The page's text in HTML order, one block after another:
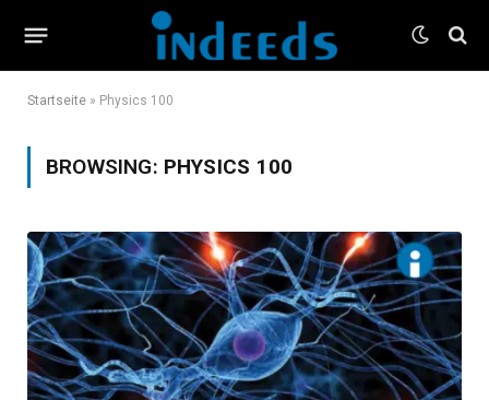
Startseite » Physics 100
BROWSING: PHYSICS 100